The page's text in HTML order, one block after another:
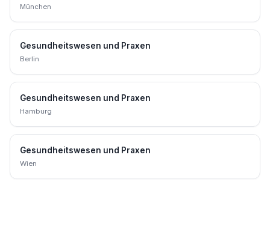
München
Gesundheitswesen und Praxen
Berlin
Gesundheitswesen und Praxen
Hamburg
Gesundheitswesen und Praxen
Wien